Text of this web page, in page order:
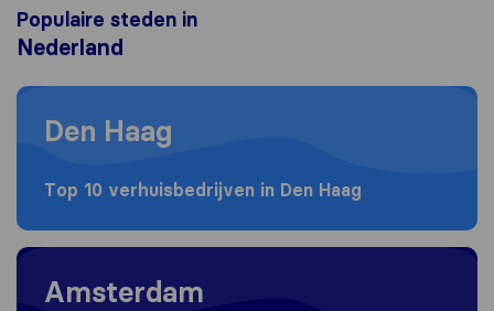
Populaire steden in
Nederland
Moving to Den Haag
Den Haag
Top 10 verhuisbedrijven in Den Haag
Moving to Amsterdam
Amsterdam